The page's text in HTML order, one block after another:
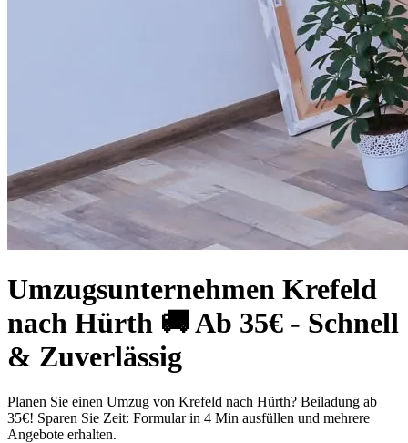
Umzugsunternehmen Krefeld⁠
nach Hürth 🚚 Ab 35€ - Schnell
& Zuverlässig
Planen Sie einen Umzug von Krefeld nach Hürth? Beiladung ab
35€! Sparen Sie Zeit: Formular in 4 Min ausfüllen und mehrere
Angebote erhalten.